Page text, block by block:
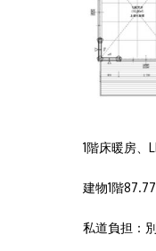
1階床暖房、
建物1階
私道負担：